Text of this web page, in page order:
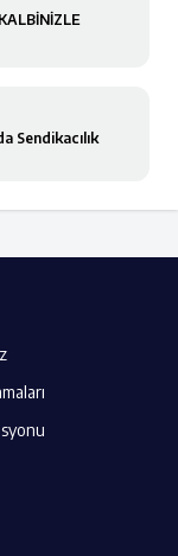
Sendikacılık